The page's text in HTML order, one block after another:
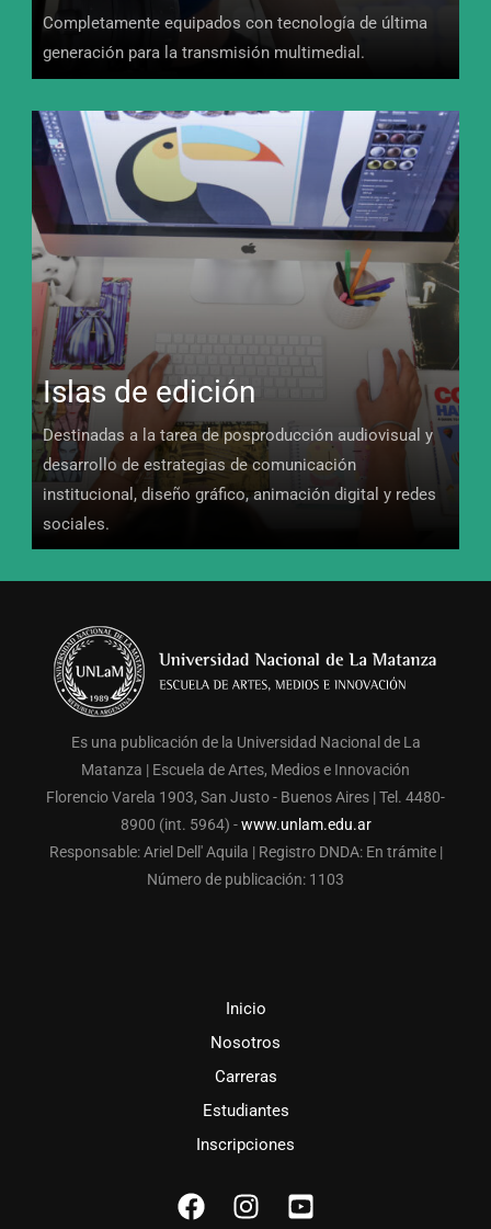
Completamente equipados con tecnología de última
generación para la transmisión multimedial.
Islas de edición
Destinadas a la tarea de posproducción audiovisual y
desarrollo de estrategias de comunicación
institucional, diseño gráfico, animación digital y redes
sociales.
Es una publicación de la Universidad Nacional de La
Matanza | Escuela de Artes, Medios e Innovación
Florencio Varela 1903, San Justo - Buenos Aires | Tel. 4480-
8900 (int. 5964) -www.unlam.edu.ar
Responsable: Ariel Dell' Aquila | Registro DNDA: En trámite |
Número de publicación: 1103
Inicio
Nosotros
Carreras
Estudiantes
Inscripciones